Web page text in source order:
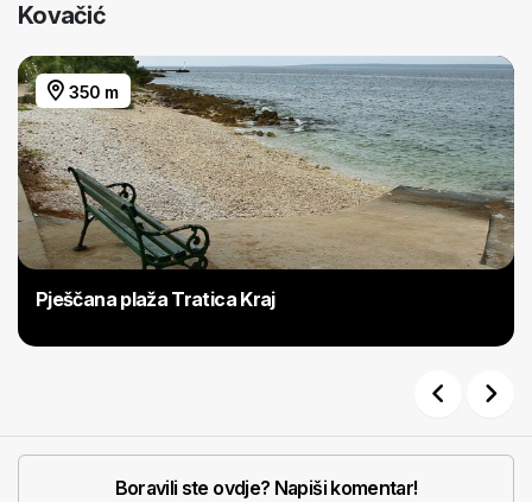
Kovačić
350 m
Pješčana plaža Tratica Kraj
Boravili ste ovdje? Napiši komentar!